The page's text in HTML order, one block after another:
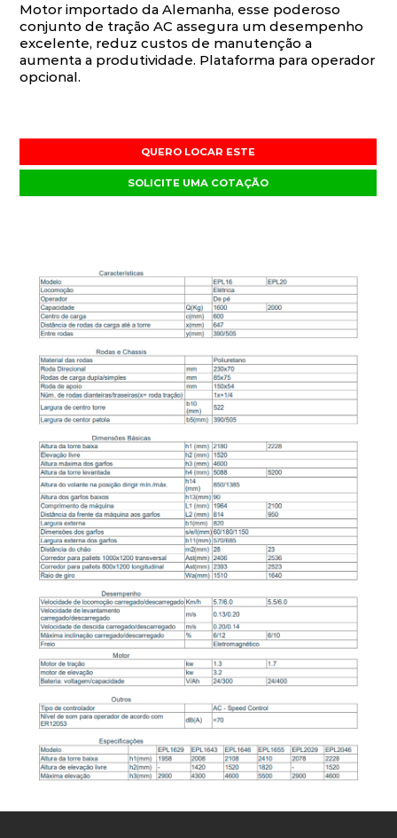
Motor importado da Alemanha, esse poderoso
conjunto de tração AC assegura um desempenho
excelente, reduz custos de manutenção a
aumenta a produtividade. Plataforma para operador
opcional.
QUERO LOCAR ESTE
SOLICITE UMA COTAÇÃO